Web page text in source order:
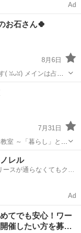
Ad
お石さん🍀
8月6日
ンは占い
らいいな、と思い少
7月31日
」と
ールコンポストって
な方におすすめの体
レル
スが通らなくてもクル
Ad
てでも安心！ワー
催したい方を募…